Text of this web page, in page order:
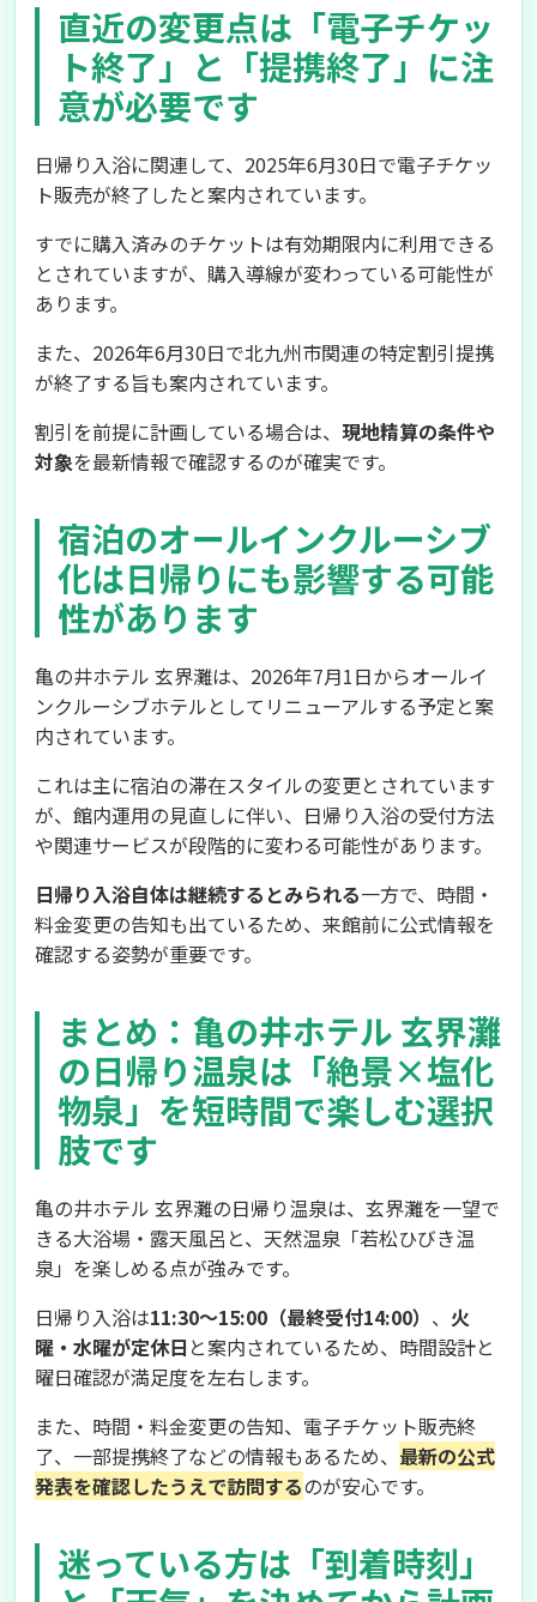
直近の変更点は「電子チケッ
ト終了」と「提携終了」に注
意が必要です
日帰り入浴に関連して、2025年6月30日で電子チケッ
ト販売が終了したと案内されています。
すでに購入済みのチケットは有効期限内に利用できる
とされていますが、購入導線が変わっている可能性が
あります。
また、2026年6月30日で北九州市関連の特定割引提携
が終了する旨も案内されています。
割引を前提に計画している場合は、 現地精算の条件や
対象を最新情報で確認するのが確実です。
宿泊のオールインクルーシブ
化は日帰りにも影響する可能
性があります
亀の井ホテル 玄界灘は、2026年7月1日からオールイ
ンクルーシブホテルとしてリニューアルする予定と案
内されています。
これは主に宿泊の滞在スタイルの変更とされています
が、館内運用の見直しに伴い、日帰り入浴の受付方法
や関連サービスが段階的に変わる可能性があります。
日帰り入浴自体は継続するとみられる一方で、時間・
料金変更の告知も出ているため、来館前に公式情報を
確認する姿勢が重要です。
まとめ：亀の井ホテル 玄界灘
の日帰り温泉は「絶景×塩化
物泉」を短時間で楽しむ選択
肢です
亀の井ホテル 玄界灘の日帰り温泉は、玄界灘を一望で
きる大浴場・露天風呂と、天然温泉「若松ひびき温
泉」を楽しめる点が強みです。
日帰り入浴は11:30～15:00（最終受付14:00） 、 火
曜・水曜が定休日 と案内されているため、時間設計と
曜日確認が満足度を左右します。
また、時間・料金変更の告知、電子チケット販売終
了、一部提携終了などの情報もあるため、 最新の公式
発表を確認したうえで訪問するのが安心です。
迷っている方は「到着時刻」